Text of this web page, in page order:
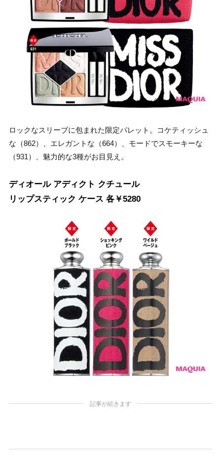
ロックなスリーブに包まれた限定パレット。コケティッシュ
な（862）、エレガントな（664）、モードでスモーキーな
（931）、魅力的な3種がお目見え。
ディオール アディクト クチュール
リップスティック ケース 各￥5280
記事が続きます